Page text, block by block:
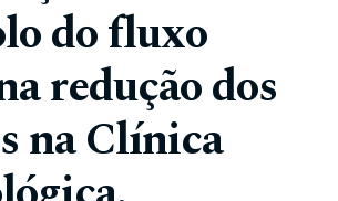
do fluxo
redução dos
na Clínica